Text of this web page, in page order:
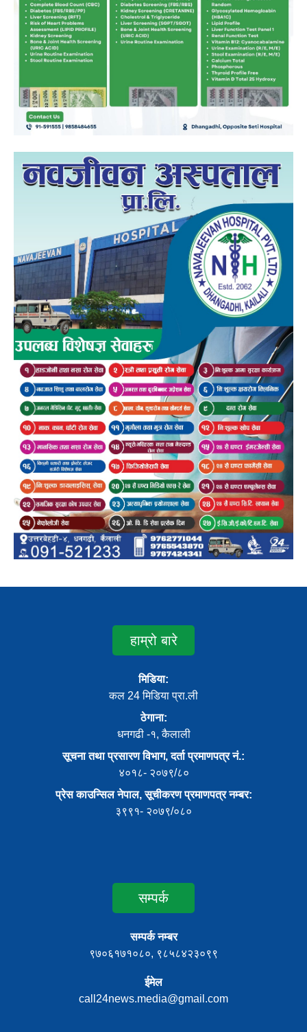
हाम्रो बारे
मिडिया:
कल 24 मिडिया प्रा.ली
ठेगाना:
धनगढी -१, कैलाली
सूचना तथा प्रसारण विभाग, दर्ता प्रमाणपत्र नं.:
४०१८- २०७९/८०
प्रेस काउन्सिल नेपाल, सूचीकरण प्रमाणपत्र नम्बर:
३९९१- २०७९/०८०
सम्पर्क
सम्पर्क नम्बर
९७०६१७१०८०, ९८५८४२३०९९
ईमेल
call24news.media@gmail.com